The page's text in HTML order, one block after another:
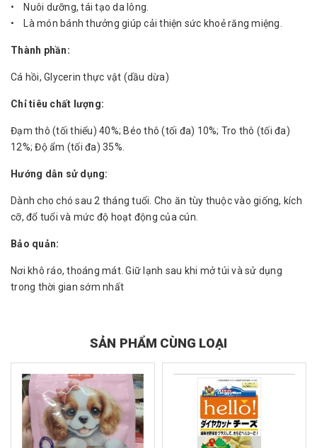
• Nuôi dưỡng, tái tạo da lông.
• Là món bánh thưởng giúp cải thiện sức khoẻ răng miệng.
Thành phần:
Cá hồi, Glycerin thực vật (dầu dừa)
Chỉ tiêu chất lượng:
Đạm thô (tối thiểu) 40%; Béo thô (tối đa) 10%; Tro thô (tối đa)
12%; Độ ẩm (tối đa) 35%.
Hướng dẫn sử dụng:
Dành cho chó sau 2 tháng tuổi. Cho ăn tùy thuộc vào giống, kích
cỡ, đổ tuổi và mức độ hoạt động của cún.
Bảo quản:
Nơi khô ráo, thoáng mát. Giữ lạnh sau khi mở túi và sử dụng
trong thời gian sớm nhất
SẢN PHẨM CÙNG LOẠI